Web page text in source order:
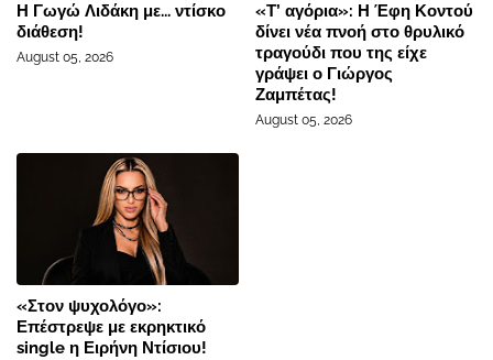
Η Γωγώ Λιδάκη με... ντίσκο
διάθεση!
August 05, 2026
«Τ’ αγόρια»: Η Έφη Κοντού
δίνει νέα πνοή στο θρυλικό
τραγούδι που της είχε
γράψει ο Γιώργος
Ζαμπέτας!
August 05, 2026
«Στον ψυχολόγο»:
Επέστρεψε με εκρηκτικό
single η Ειρήνη Ντίσιου!